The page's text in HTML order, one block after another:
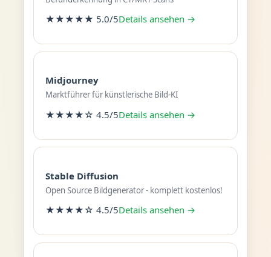
★★★★★ 5.0/5Details ansehen →
Midjourney
Marktführer für künstlerische Bild-KI
★★★★☆ 4.5/5Details ansehen →
Stable Diffusion
Open Source Bildgenerator - komplett kostenlos!
★★★★☆ 4.5/5Details ansehen →